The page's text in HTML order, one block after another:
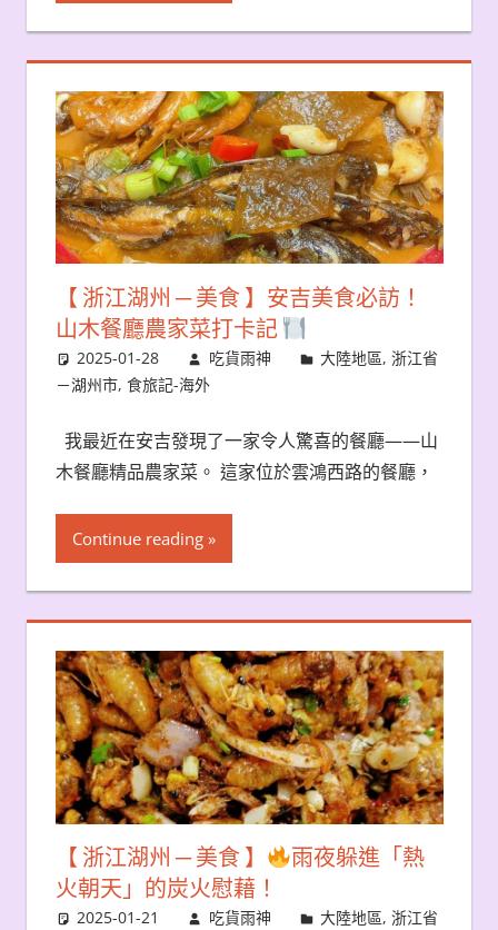
【 浙江湖州 ─ 美食 】安吉美食必訪！
山木餐廳農家菜打卡記
2025-01-28 吃貨雨神 大陸地區,浙江省
－湖州市, 食旅記-海外
我最近在安吉發現了一家令人驚喜的餐廳——山
木餐廳精品農家菜。 這家位於雲鴻西路的餐廳，
Continue reading
【 浙江湖州 ─ 美食 】
雨夜躲進「熱
火朝天」的炭火慰藉！
2025-01-21 吃貨雨神 大陸地區,浙江省